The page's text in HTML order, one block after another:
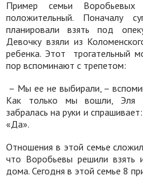
Пример семьи
положительный. Поначалу
планировали взять под
Девочку взяли из
ребенка. Этот
трогательный
пор вспоминают с трепетом:
– Мы ее не выбирали, –
Как только мы вошли, Эля
забралась на руки и
«Да».
Отношения в этой семье
что Воробьевы решили взять
дома. Сегодня в этой семье 8